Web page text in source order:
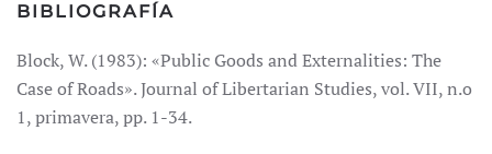
BIBLIOGRAFÍA
Block, W. (1983): «Public Goods and Externalities: The
Case of Roads». Journal of Libertarian Studies, vol. VII, n.o
1, primavera, pp. 1-34.